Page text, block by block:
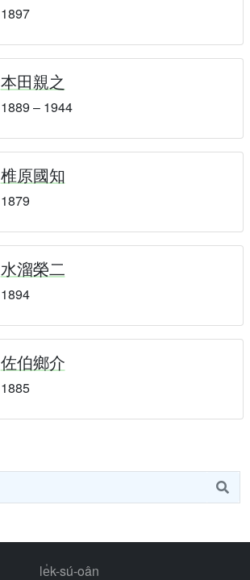
1897
本田親之
1889 – 1944
椎原國知
1879
水溜榮二
1894
佐伯鄉介
1885
le̍k-sú-oân